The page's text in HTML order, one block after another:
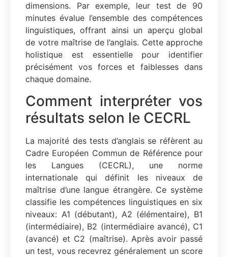
dimensions. Par exemple, leur test de 90
minutes évalue l’ensemble des compétences
linguistiques, offrant ainsi un aperçu global
de votre maîtrise de l’anglais. Cette approche
holistique est essentielle pour identifier
précisément vos forces et faiblesses dans
chaque domaine.
Comment interpréter vos
résultats selon le CECRL
La majorité des tests d’anglais se réfèrent au
Cadre Européen Commun de Référence pour
les Langues (CECRL), une norme
internationale qui définit les niveaux de
maîtrise d’une langue étrangère. Ce système
classifie les compétences linguistiques en six
niveaux: A1 (débutant), A2 (élémentaire), B1
(intermédiaire), B2 (intermédiaire avancé), C1
(avancé) et C2 (maîtrise). Après avoir passé
un test, vous recevrez généralement un score